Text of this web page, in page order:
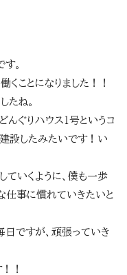
。
くことになりました！！
たね。
ぐりハウス１号というコ
設したみたいです！い
いくように、僕も一歩
仕事に慣れていきたいと
日ですが、頑張っていき
！